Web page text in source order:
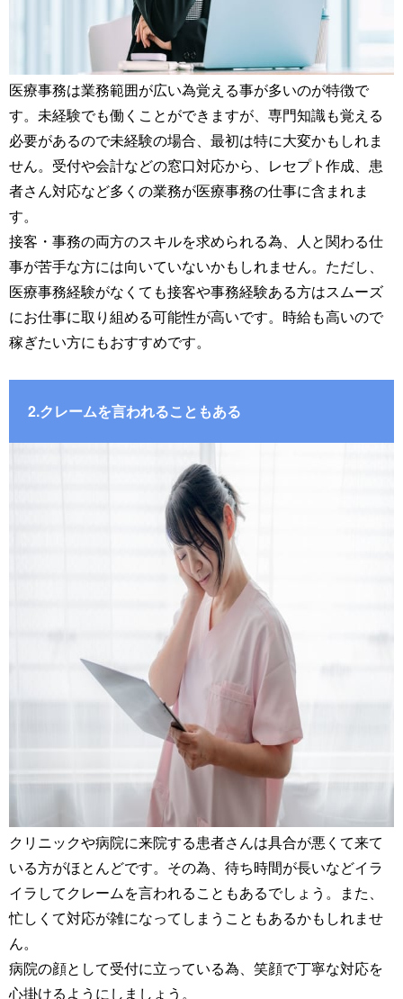
医療事務は業務範囲が広い為覚える事が多いのが特徴で
す。未経験でも働くことができますが、専門知識も覚える
必要があるので未経験の場合、最初は特に大変かもしれま
せん。受付や会計などの窓口対応から、レセプト作成、患
者さん対応など多くの業務が医療事務の仕事に含まれま
す。
接客・事務の両方のスキルを求められる為、人と関わる仕
事が苦手な方には向いていないかもしれません。ただし、
医療事務経験がなくても接客や事務経験ある方はスムーズ
にお仕事に取り組める可能性が高いです。時給も高いので
稼ぎたい方にもおすすめです。
2.クレームを言われることもある
クリニックや病院に来院する患者さんは具合が悪くて来て
いる方がほとんどです。その為、待ち時間が長いなどイラ
イラしてクレームを言われることもあるでしょう。また、
忙しくて対応が雑になってしまうこともあるかもしれませ
ん。
病院の顔として受付に立っている為、笑顔で丁寧な対応を
心掛けるようにしましょう。